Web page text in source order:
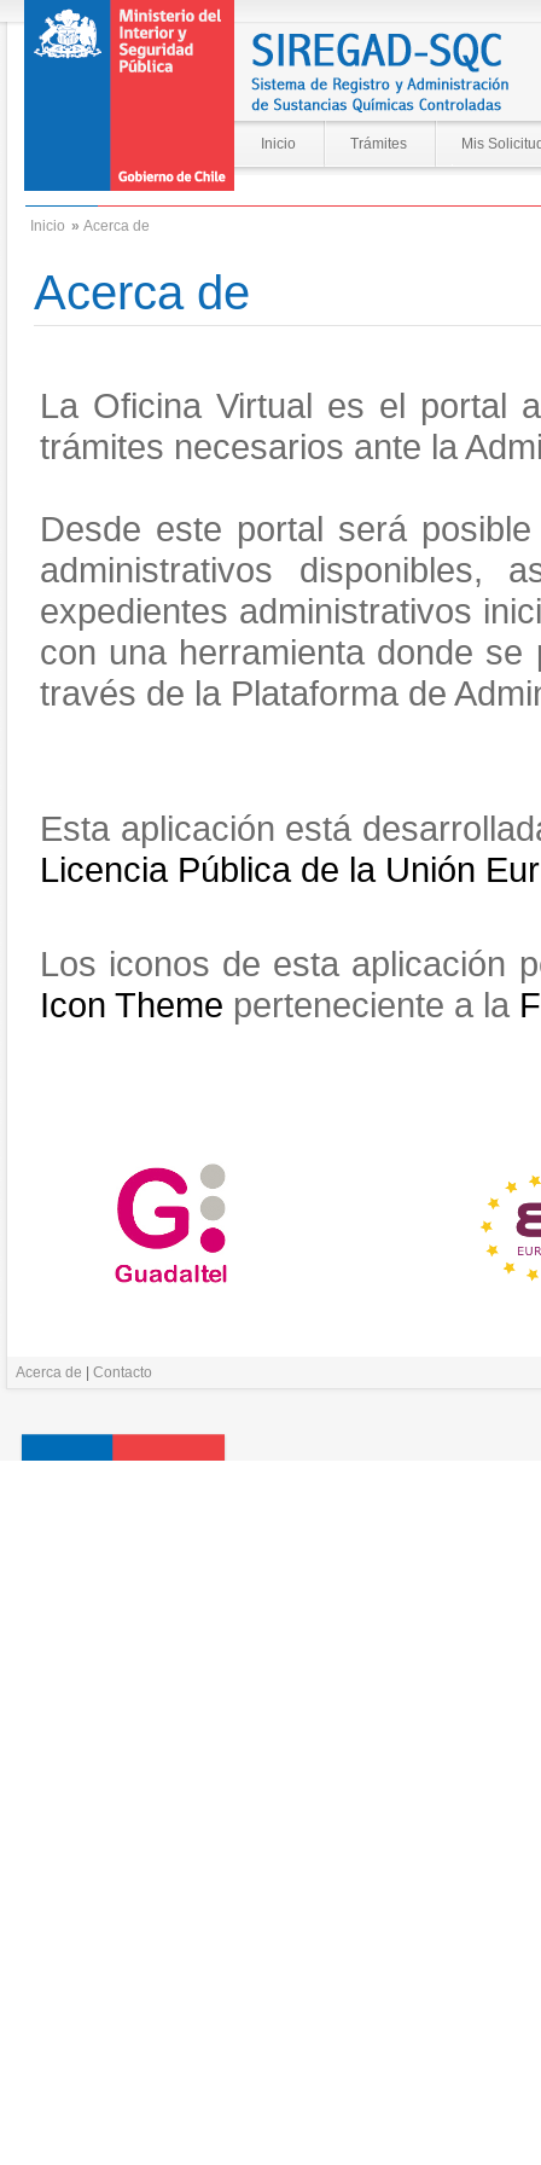
Inicio Trámites Mis
Inicio » Acerca de
Acerca de
La Oficina Virtual es el portal
trámites necesarios ante la
Desde este portal será
administrativos
expedientes administrativos
con una herramienta donde
través de la Plataforma de
Esta aplicación está
Licencia Pública de la Unión
Los iconos de esta aplicación
Icon Theme perteneciente a la
Acerca de Contacto